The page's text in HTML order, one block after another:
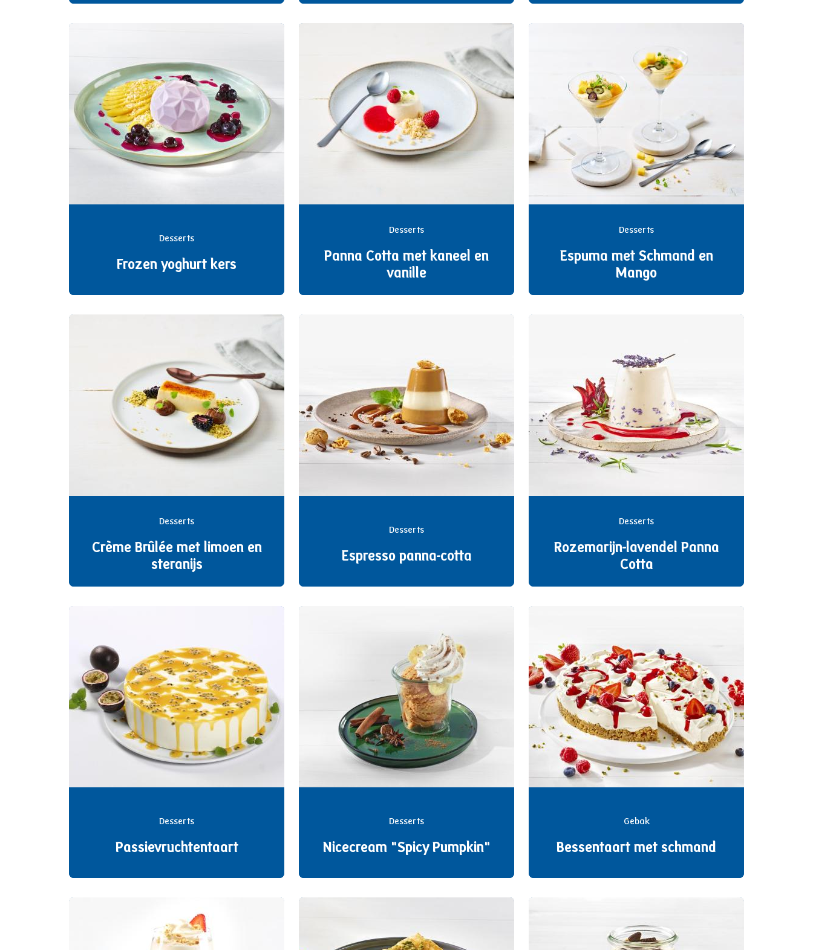
Desserts
Frozen yoghurt kers
Desserts
Panna Cotta met kaneel en
vanille
Desserts
Espuma met Schmand en
Mango
Desserts
Crème Brûlée met limoen en
steranijs
Desserts
Espresso panna-cotta
Desserts
Rozemarijn-lavendel Panna
Cotta
Desserts
Passievruchtentaart
Desserts
Nicecream "Spicy Pumpkin"
Gebak
Bessentaart met schmand